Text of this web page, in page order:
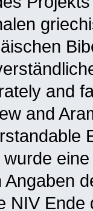
and
and
wurde
Angaben
NIV Ende